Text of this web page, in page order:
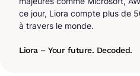
ce jour, Liora compte plus de
à travers le monde.
Liora – Your future. Decoded.